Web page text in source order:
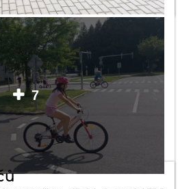
7